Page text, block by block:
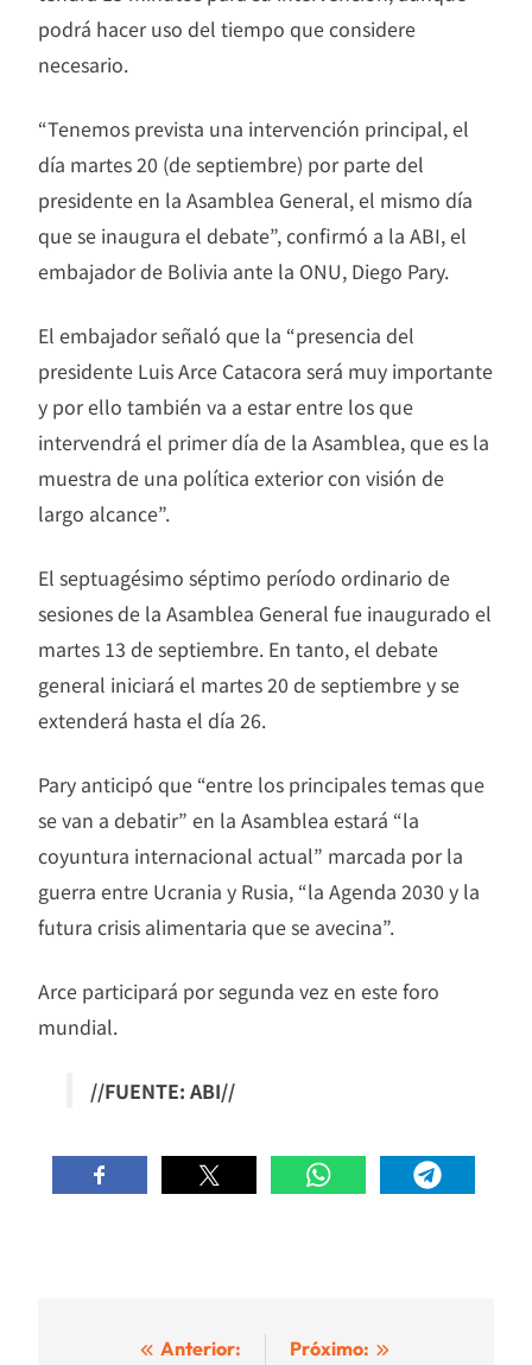
podrá hacer uso del tiempo que considere
necesario.
“Tenemos prevista una intervención principal, el
día martes 20 (de septiembre) por parte del
presidente en la Asamblea General, el mismo día
que se inaugura el debate”, confirmó a la ABI, el
embajador de Bolivia ante la ONU, Diego Pary.
El embajador señaló que la “presencia del
presidente Luis Arce Catacora será muy importante
y por ello también va a estar entre los que
intervendrá el primer día de la Asamblea, que es la
muestra de una política exterior con visión de
largo alcance”.
El septuagésimo séptimo período ordinario de
sesiones de la Asamblea General fue inaugurado el
martes 13 de septiembre. En tanto, el debate
general iniciará el martes 20 de septiembre y se
extenderá hasta el día 26.
Pary anticipó que “entre los principales temas que
se van a debatir” en la Asamblea estará “la
coyuntura internacional actual” marcada por la
guerra entre Ucrania y Rusia, “la Agenda 2030 y la
futura crisis alimentaria que se avecina”.
Arce participará por segunda vez en este foro
mundial.
//FUENTE: ABI//
Navegación
Anterior:
Próximo: